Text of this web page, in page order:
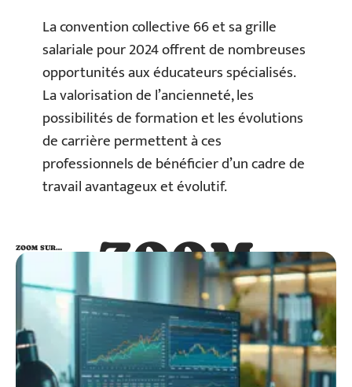
La convention collective 66 et sa grille
salariale pour 2024 offrent de nombreuses
opportunités aux éducateurs spécialisés.
La valorisation de l’ancienneté, les
possibilités de formation et les évolutions
de carrière permettent à ces
professionnels de bénéficier d’un cadre de
travail avantageux et évolutif.
ZOOM
SUR…
ZOOM SUR…